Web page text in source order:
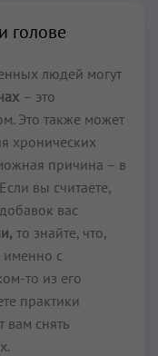
голове
людей могут
– это
Это также может
хронических
причина – в
вы считаете,
вас
то знайте, что,
именно с
то из его
практики
вам снять